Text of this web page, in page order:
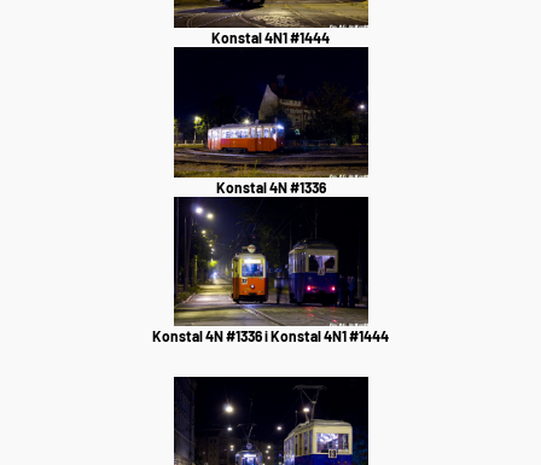
Konstal 4N1 #1444
Konstal 4N #1336
Konstal 4N #1336 i Konstal 4N1 #1444